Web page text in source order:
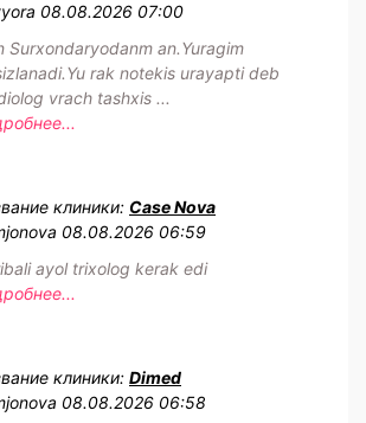
08.08.2026 07:00
Surxondaryodanm an.Yuragim
rak notekis urayapti deb
vrach tashxis ...
клиники: Case Nova
08.08.2026 06:59
ayol trixolog kerak edi
клиники: Dimed
08.08.2026 06:58